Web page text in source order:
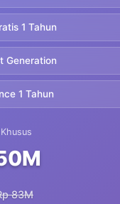
1 Tahun
Generation
1 Tahun
83M